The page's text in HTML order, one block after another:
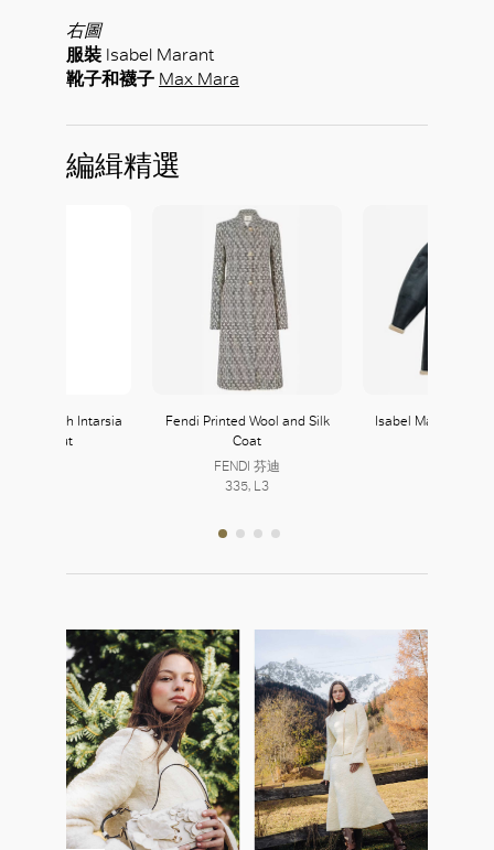
右圖
服裝 Isabel Marant
靴子和襪子 Max Mara
編緝精選
Dress with Intarsia
and Cut-Out
Fendi Printed Wool and Silk
Coat
FENDI 芬迪
335, L3
Isabel Marant